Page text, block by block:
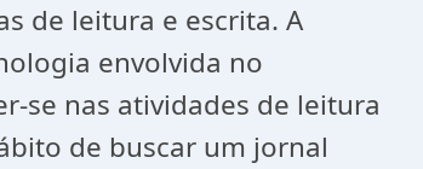
de leitura e escrita. A
envolvida no
se nas atividades de leitura
de buscar um jornal